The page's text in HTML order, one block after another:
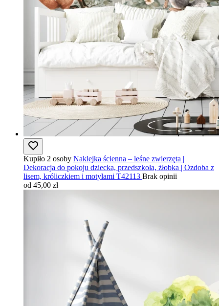
Kupiło 2 osoby Naklejka ścienna – leśne zwierzęta |
Dekoracja do pokoju dziecka, przedszkola, żłobka | Ozdoba z
lisem, króliczkiem i motylami T42113 Brak opinii
od 45,00 zł